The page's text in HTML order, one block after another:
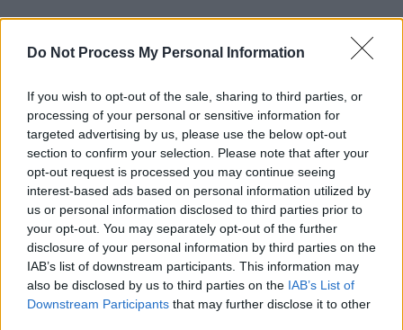
Do Not Process My Personal Information
If you wish to opt-out of the sale, sharing to third parties, or
processing of your personal or sensitive information for
targeted advertising by us, please use the below opt-out
section to confirm your selection. Please note that after your
opt-out request is processed you may continue seeing
interest-based ads based on personal information utilized by
us or personal information disclosed to third parties prior to
your opt-out. You may separately opt-out of the further
disclosure of your personal information by third parties on the
IAB’s list of downstream participants. This information may
also be disclosed by us to third parties on the IAB’s List of
Downstream Participants that may further disclose it to other
Στην επιχείρηση συμμετείχαν Αρχές από τη
Ρουμανία, Βουλγαρία, Κύπρο, Τσεχία,
Λιθουανία, Πολωνία, Σλοβακία, Ισπανία και
Μολδαβία, υπό τον συντονισμό της
EUROJUST και της EUROPOL
ΔΙΑΒΑΣΤΕ ΕΠΙΣΗΣ
Ελλάδα|16.05.2026 13:05
Άγιοι Ανάργυροι: Σε αυτό το σπίτι
βρέθηκαν τα τρία παιδιά - Άθλιες
συνθήκες με δωμάτια γεμάτα